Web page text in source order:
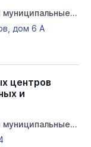
дом 6 А
центров
и